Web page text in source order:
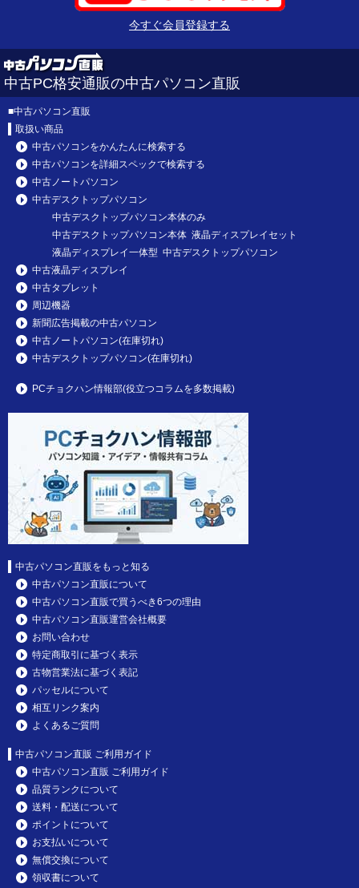
今すぐ会員登録する
中古PC格安通販の中古パソコン直販
■中古パソコン直販
取扱い商品
中古パソコンをかんたんに検索する
中古パソコンを詳細スペックで検索する
中古ノートパソコン
中古デスクトップパソコン
中古デスクトップパソコン本体のみ
中古デスクトップパソコン本体 液晶ディスプレイセット
液晶ディスプレイ一体型 中古デスクトップパソコン
中古液晶ディスプレイ
中古タブレット
周辺機器
新聞広告掲載の中古パソコン
中古ノートパソコン(在庫切れ)
中古デスクトップパソコン(在庫切れ)
PCチョクハン情報部(役立つコラムを多数掲載)
中古パソコン直販をもっと知る
中古パソコン直販について
中古パソコン直販で買うべき6つの理由
中古パソコン直販運営会社概要
お問い合わせ
特定商取引に基づく表示
古物営業法に基づく表記
パッセルについて
相互リンク案内
よくあるご質問
中古パソコン直販 ご利用ガイド
中古パソコン直販 ご利用ガイド
品質ランクについて
送料・配送について
ポイントについて
お支払いについて
無償交換について
領収書について